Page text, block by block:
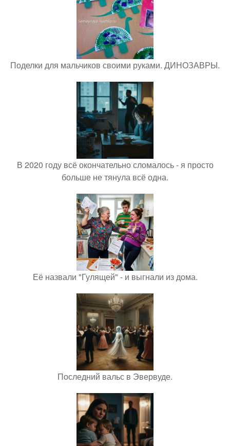
Поделки для мальчиков своими руками. ДИНОЗАВРЫ.
В 2020 году всё окончательно сломалось - я просто
больше не тянула всё одна.
Её назвали "Гулящей" - и выгнали из дома.
Последний вальс в Эвервуде.